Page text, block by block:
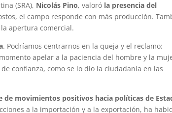
(SRA), Nicolás Pino, valoró la presencia del
el campo responde con más producción.
apertura comercial.
. Podríamos centrarnos en la queja y el reclamo:
apelar a la paciencia del hombre y la
confianza, como se lo dio la ciudadanía en las
de movimientos positivos hacia políticas de
a la importación y a la exportación, ha